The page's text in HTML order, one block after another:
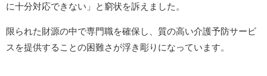
に十分対応できない」と窮状を訴えました。
限られた財源の中で専門職を確保し、質の高い介護予防サービ
スを提供することの困難さが浮き彫りになっています。